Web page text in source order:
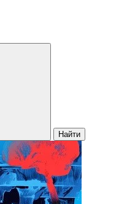
Найти